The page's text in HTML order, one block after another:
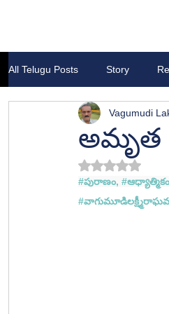
All Telugu Posts Story
అమృత
Vagumudi
Rated NaN
#పురాణం, #ఆధ
#వ